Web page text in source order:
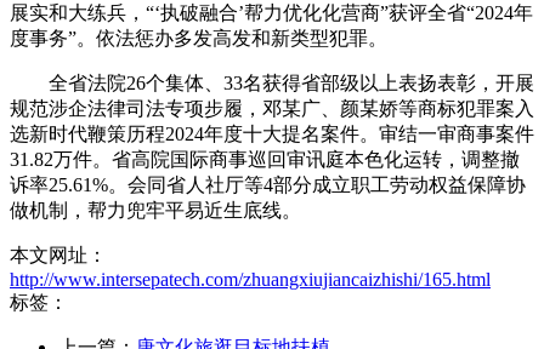
展实和大练兵，“‘执破融合’帮力优化化营商”获评全省“2024年
度事务”。依法惩办多发高发和新类型犯罪。
全省法院26个集体、33名获得省部级以上表扬表彰，开展
规范涉企法律司法专项步履，邓某广、颜某娇等商标犯罪案入
选新时代鞭策历程2024年度十大提名案件。审结一审商事案件
31.82万件。省高院国际商事巡回审讯庭本色化运转，调整撤
诉率25.61%。会同省人社厅等4部分成立职工劳动权益保障协
做机制，帮力兜牢平易近生底线。
本文网址：
http://www.intersepatech.com/zhuangxiujiancaizhishi/165.html
标签：